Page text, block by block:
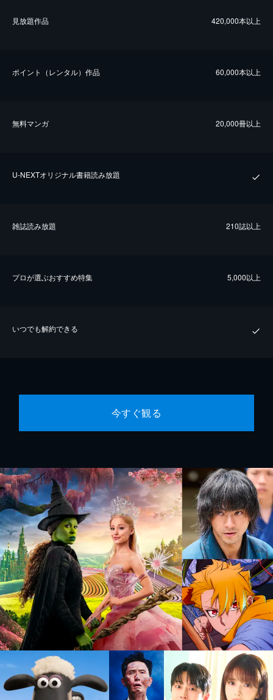
⾒放題作品 420,000本以上
ポイント（レンタル）作品 60,000本以上
無料マンガ 20,000冊以上
U-NEXTオリジナル書籍読み放題
雑誌読み放題 210誌以上
プロが選ぶおすすめ特集 5,000以上
いつでも解約できる
今すぐ観る